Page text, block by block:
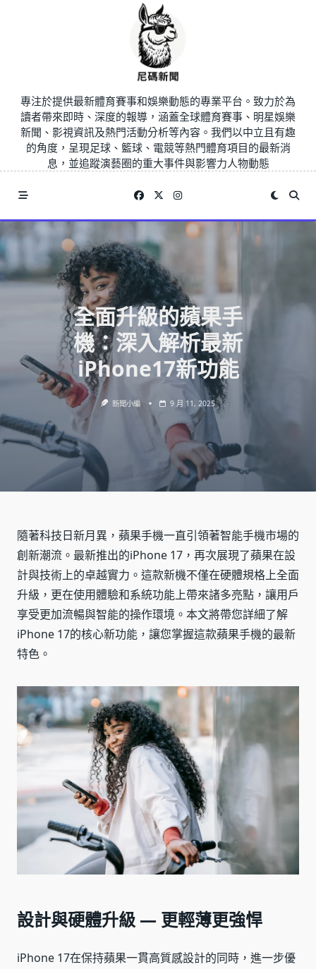
專注於提供最新體育賽事和娛樂動態的專業平台。致力於為
讀者帶來即時、深度的報導，涵蓋全球體育賽事、明星娛樂
新聞、影視資訊及熱門活動分析等內容。我們以中立且有趣
的角度，呈現足球、籃球、電競等熱門體育項目的最新消
息，並追蹤演藝圈的重大事件與影響力人物動態
全面升級的蘋果手
機：深入解析最新
iPhone17新功能
新聞小編 9 月 11, 2025
隨著科技日新月異，蘋果手機一直引領著智能手機市場的
創新潮流。最新推出的iPhone 17，再次展現了蘋果在設
計與技術上的卓越實力。這款新機不僅在硬體規格上全面
升級，更在使用體驗和系統功能上帶來諸多亮點，讓用戶
享受更加流暢與智能的操作環境。本文將帶您詳細了解
iPhone 17的核心新功能，讓您掌握這款蘋果手機的最新
特色。
設計與硬體升級 — 更輕薄更強悍
iPhone 17在保持蘋果一貫高質感設計的同時，進一步優